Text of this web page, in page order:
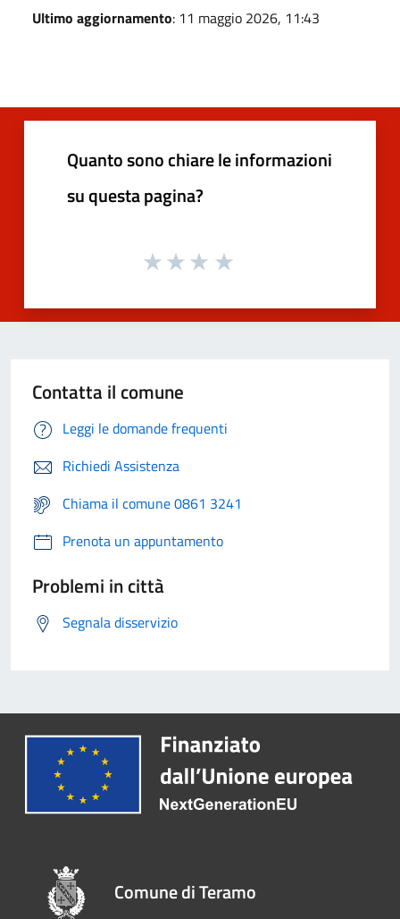
Ultimo aggiornamento: 11 maggio 2026, 11:43
Quanto sono chiare le informazioni
su questa pagina?
Contatta il comune
Leggi le domande frequenti
Richiedi Assistenza
Chiama il comune 0861 3241
Prenota un appuntamento
Problemi in città
Segnala disservizio
Comune di Teramo